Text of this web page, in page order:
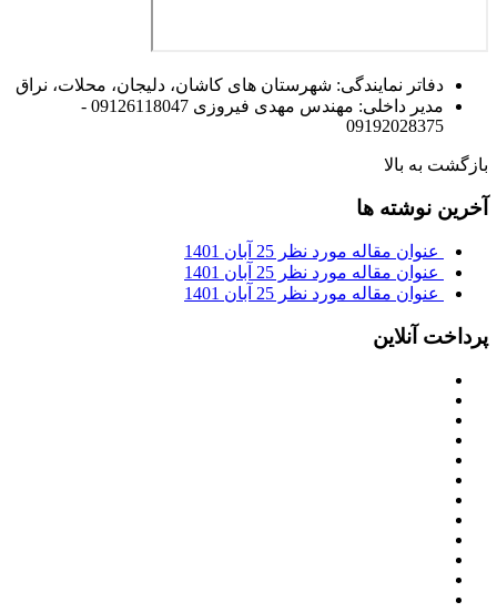
دفاتر نمایندگی: شهرستان های کاشان، دلیجان، محلات، نراق
مدیر داخلی: مهندس مهدی فیروزی 09126118047 -
09192028375
بازگشت به بالا
آخرین نوشته ها
عنوان مقاله مورد نظر 25 آبان 1401
عنوان مقاله مورد نظر 25 آبان 1401
عنوان مقاله مورد نظر 25 آبان 1401
پرداخت آنلاین